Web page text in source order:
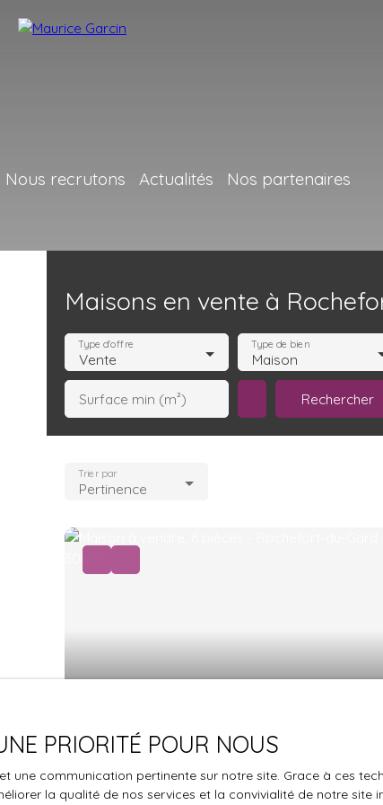
Nous recrutons Actualités Nos partenaires
Maisons en vente à
Vente
Type d'offre
Maison
Type de bien
Surface min (m²) Rechercher
Pertinence
Trier par
Rochefort-du-Gard 30650
6pièces 112m²
PRIORITÉ POUR NOUS
une communication pertinente sur notre site. Grace à ces
la qualité de nos services et la convivialité de notre site